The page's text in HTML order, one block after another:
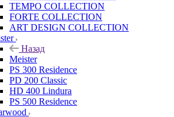
TEMPO COLLECTION
FORTE COLLECTION
ART DESIGN COLLECTION
Назад
Meister
PS 300 Residence
PD 200 Classic
HD 400 Lindura
PS 500 Residence